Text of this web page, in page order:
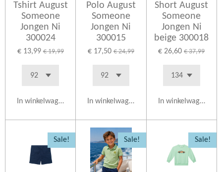
Tshirt August
Someone
Jongen Ni
300024
€ 13,99 € 19,99
In winkelwagen
Polo August
Someone
Jongen Ni
300015
€ 17,50 € 24,99
In winkelwagen
Short August
Someone
Jongen Ni
beige 300018
€ 26,60 € 37,99
In winkelwagen
Sale! Sale! Sale!